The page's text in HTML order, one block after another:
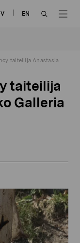
EN
taiteilija Anastasia
taiteilija
Galleria